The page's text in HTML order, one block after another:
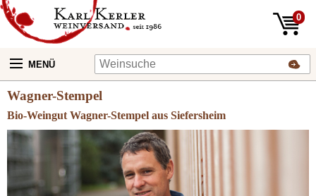
0
MENÜ
Wagner-Stempel
Bio-Weingut Wagner-Stempel aus Siefersheim